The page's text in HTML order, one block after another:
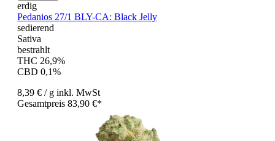
erdig
Pedanios 27/1 BLY-CA: Black Jelly
sedierend
Sativa
bestrahlt
THC 26,9%
CBD 0,1%
8,39 € / g inkl. MwSt
Gesamtpreis 83,90 €*